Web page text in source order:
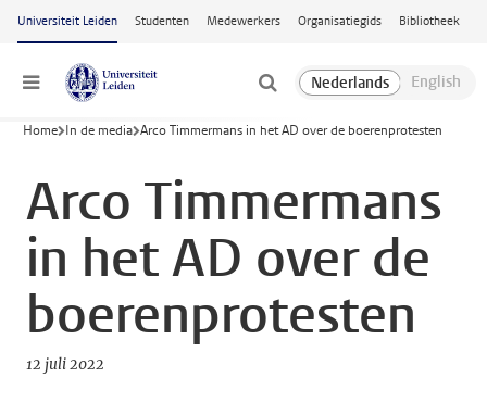
Ga naar hoofdinhoud
Universiteit Leiden Studenten Medewerkers Organisatiegids Bibliotheek
Menu
Home In de media Arco Timmermans in het AD over de boerenprotesten
Arco Timmermans
in het AD over de
boerenprotesten
12 juli 2022